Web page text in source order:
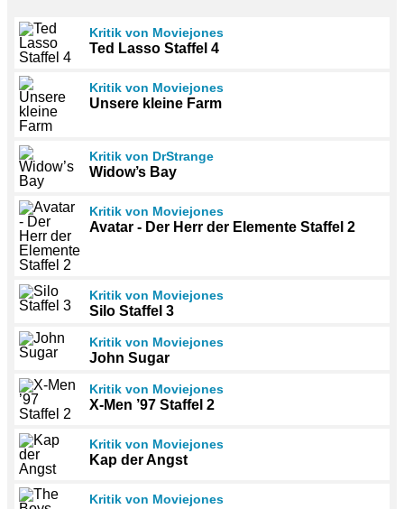
Kritik von Moviejones
Ted Lasso Staffel 4
Kritik von Moviejones
Unsere kleine Farm
Kritik von DrStrange
Widow’s Bay
Kritik von Moviejones
Avatar - Der Herr der Elemente Staffel 2
Kritik von Moviejones
Silo Staffel 3
Kritik von Moviejones
John Sugar
Kritik von Moviejones
X-Men ’97 Staffel 2
Kritik von Moviejones
Kap der Angst
Kritik von Moviejones